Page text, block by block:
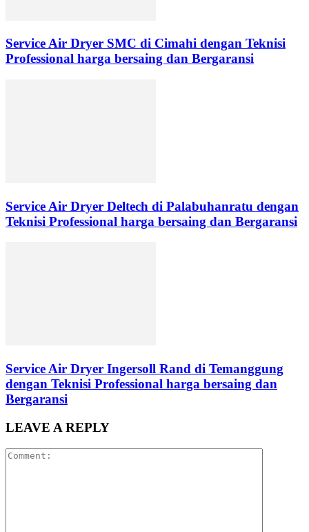
Service Air Dryer SMC di Cimahi dengan Teknisi
Professional harga bersaing dan Bergaransi
Service Air Dryer Deltech di Palabuhanratu dengan
Teknisi Professional harga bersaing dan Bergaransi
Service Air Dryer Ingersoll Rand di Temanggung
dengan Teknisi Professional harga bersaing dan
Bergaransi
LEAVE A REPLY